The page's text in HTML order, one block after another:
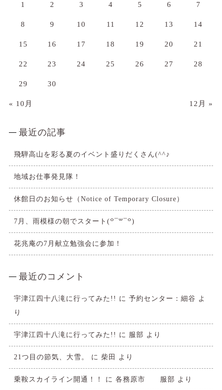
1 2 3 4 5 6 7
8 9 10 11 12 13 14
15 16 17 18 19 20 21
22 23 24 25 26 27 28
29 30
« 10月 12月 »
最近の記事
飛騨高山を彩る夏のイベント盛りだくさん(^^♪
地域お仕事発見隊！
休館日のお知らせ（Notice of Temporary Closure）
7月、雨模様の朝でスタート(꒪¯꒳​¯꒪)
花兆庵の7月献立勉強会に参加！
最近のコメント
宇津江四十八滝に行ってみた!! に 予約センター：細谷 よ
り
宇津江四十八滝に行ってみた!! に 服部 より
21つ目の節気、大雪。 に 柴田 より
乗鞍スカイライン開通！！ に 各務原市 服部 より